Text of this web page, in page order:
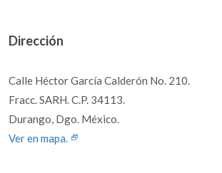
Dirección
Calle Héctor García Calderón No. 210.
Fracc. SARH. C.P. 34113.
Durango, Dgo. México.
Ver en mapa.